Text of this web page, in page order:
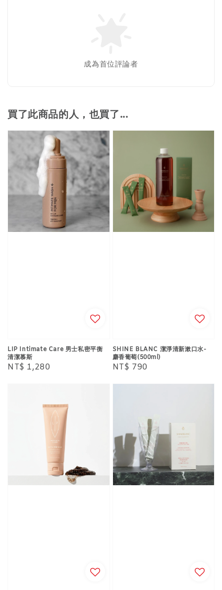
成為首位評論者
買了此商品的人，也買了...
LIP Intimate Care 男士私密平衡
清潔慕斯
Regular
NT$ 1,280
SHINE BLANC 潔淨清新漱口水-
麝香葡萄(500ml)
Regular
NT$ 790